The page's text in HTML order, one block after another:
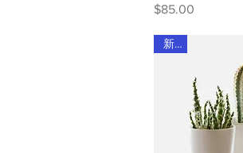
價格
$85.00
新增